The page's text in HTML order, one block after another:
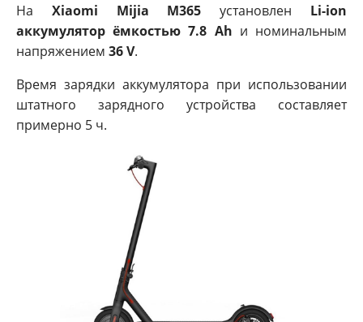
На Xiaomi Mijia M365 установлен Li-ion
аккумулятор ёмкостью 7.8 Ah и номинальным
напряжением 36 V.
Время зарядки аккумулятора при использовании
штатного зарядного устройства составляет
примерно 5 ч.